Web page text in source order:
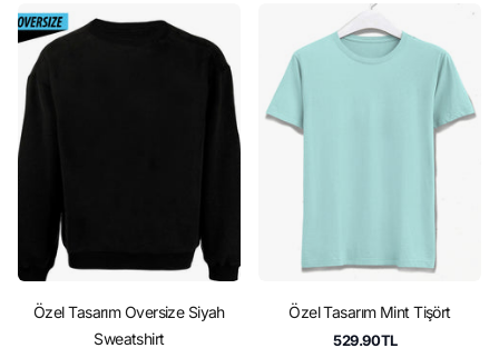
Özel Tasarım Oversize Siyah
Sweatshirt
Özel Tasarım Mint Tişört
529.90TL